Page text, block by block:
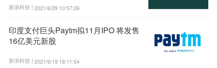
新浪科技 | 2021/6/29 10:57:26
印度支付巨头Paytm拟11月IPO 将发售
16亿美元新股
新浪科技 | 2021/6/19 18:11:54